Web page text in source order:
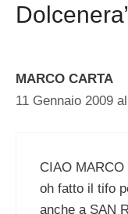
MARCO CARTA
11 Gennaio 2009
CIAO
oh fatto il tifo
anche a SAN